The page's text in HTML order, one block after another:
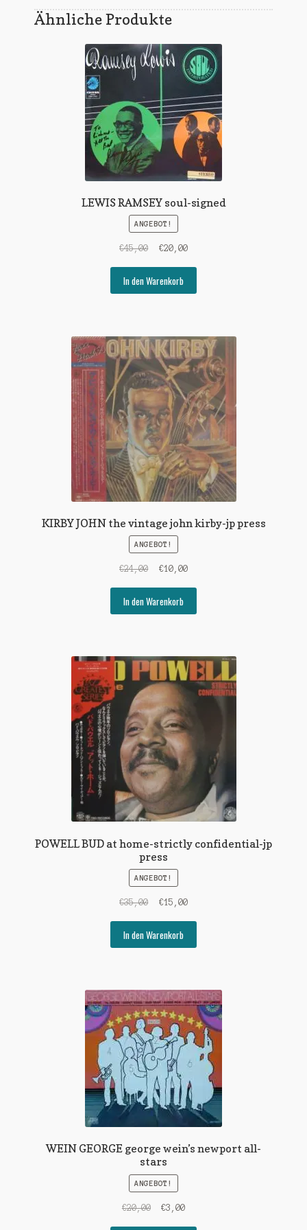
Ähnliche Produkte
LEWIS RAMSEY soul-signed
ANGEBOT!
€45,00
Ursprünglicher
war:
€45,00
€20,00Aktueller
€20,00.
In den Warenkorb
KIRBY JOHN the vintage john kirby-jp press
ANGEBOT!
€24,00
Ursprünglicher
war:
€24,00
€10,00Aktueller
€10,00.
In den Warenkorb
POWELL BUD at home-strictly confidential-jp
press
ANGEBOT!
€35,00
Ursprünglicher
war:
€35,00
€15,00Aktueller
€15,00.
In den Warenkorb
WEIN GEORGE george wein’s newport all-
stars
ANGEBOT!
€20,00
Ursprünglicher
€3,00Aktueller